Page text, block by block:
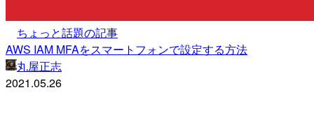
ちょっと話題の記事
AWS IAM MFAをスマートフォンで設定する方法
丸屋正志
2021.05.26